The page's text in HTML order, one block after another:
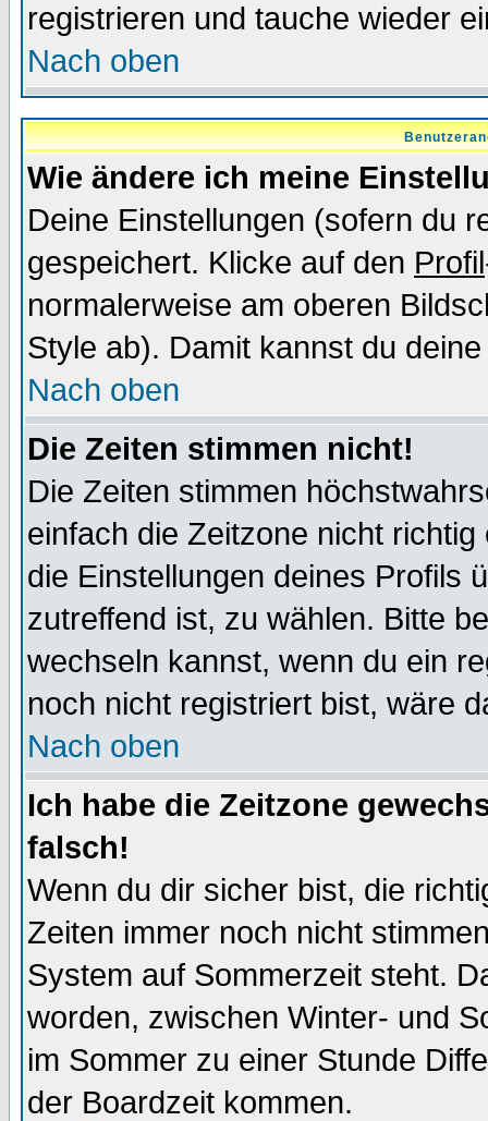
registrieren und tauche wieder
Nach oben
Wie ändere ich meine
Deine Einstellungen (sofern du
gespeichert. Klicke auf den Profil
normalerweise am oberen
Style ab). Damit kannst du
Nach oben
Die Zeiten stimmen nicht!
Die Zeiten stimmen
einfach die Zeitzone nicht
die Einstellungen deines Profils
zutreffend ist, zu wählen. Bitte
wechseln kannst, wenn du ein
noch nicht registriert bist, wäre
Nach oben
Ich habe die Zeitzone
falsch!
Wenn du dir sicher bist, die
Zeiten immer noch nicht
System auf Sommerzeit steht.
worden, zwischen Winter- und
im Sommer zu einer Stunde
der Boardzeit kommen.